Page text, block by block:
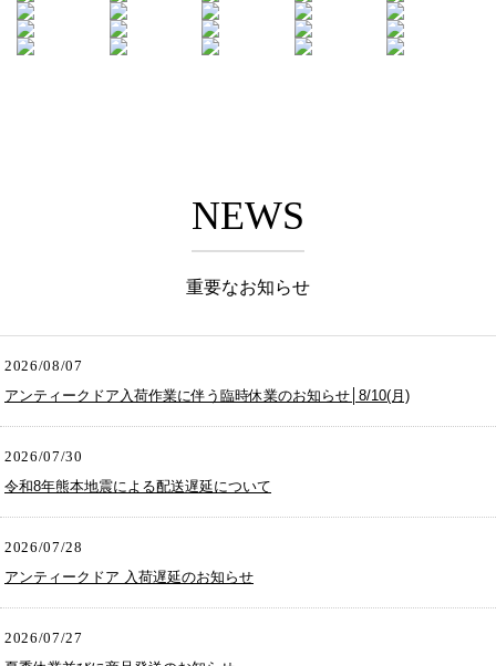
NEWS
重要なお知らせ
2026/08/07
アンティークドア入荷作業に伴う臨時休業のお知らせ│8/10(月)
2026/07/30
令和8年熊本地震による配送遅延について
2026/07/28
アンティークドア 入荷遅延のお知らせ
2026/07/27